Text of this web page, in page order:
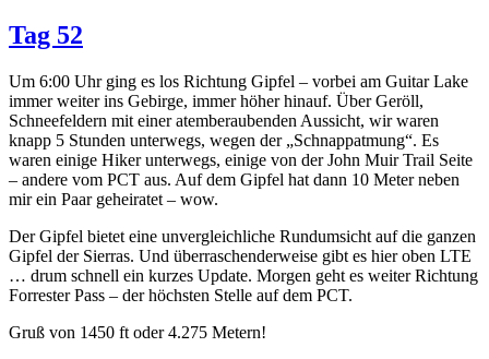
Tag 52
Um 6:00 Uhr ging es los Richtung Gipfel – vorbei am Guitar Lake
immer weiter ins Gebirge, immer höher hinauf. Über Geröll,
Schneefeldern mit einer atemberaubenden Aussicht, wir waren
knapp 5 Stunden unterwegs, wegen der „Schnappatmung“. Es
waren einige Hiker unterwegs, einige von der John Muir Trail Seite
– andere vom PCT aus. Auf dem Gipfel hat dann 10 Meter neben
mir ein Paar geheiratet – wow.
Der Gipfel bietet eine unvergleichliche Rundumsicht auf die ganzen
Gipfel der Sierras. Und überraschenderweise gibt es hier oben LTE
… drum schnell ein kurzes Update. Morgen geht es weiter Richtung
Forrester Pass – der höchsten Stelle auf dem PCT.
Gruß von 1450 ft oder 4.275 Metern!